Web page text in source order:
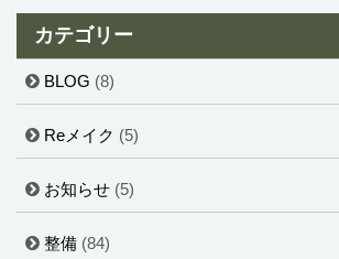
カテゴリー
BLOG (8)
Reメイク (5)
お知らせ (5)
整備 (84)